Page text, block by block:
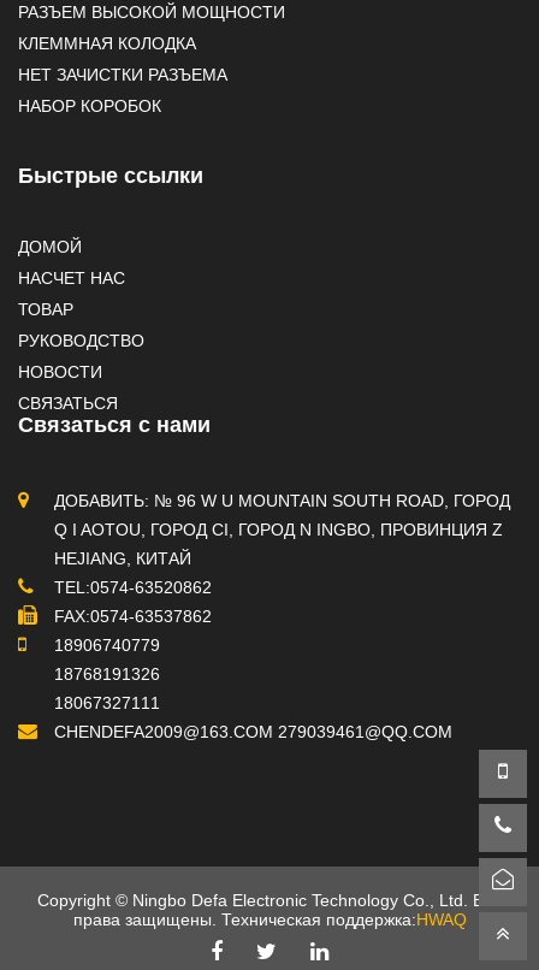
РАЗЪЕМ ВЫСОКОЙ МОЩНОСТИ
КЛЕММНАЯ КОЛОДКА
НЕТ ЗАЧИСТКИ РАЗЪЕМА
НАБОР КОРОБОК
Быстрые ссылки
ДОМОЙ
НАСЧЕТ НАС
ТОВАР
РУКОВОДСТВО
НОВОСТИ
СВЯЗАТЬСЯ
Связаться с нами
ДОБАВИТЬ: № 96 W U MOUNTAIN SOUTH ROAD, ГОРОД
Q I AOTOU, ГОРОД CI, ГОРОД N INGBO, ПРОВИНЦИЯ Z
HEJIANG, КИТАЙ
TEL:0574-63520862
FAX:0574-63537862
18906740779
18768191326
18067327111
CHENDEFA2009@163.COM 279039461@QQ.COM
Copyright © Ningbo Defa Electronic Technology Co., Ltd. Все
права защищены. Техническая поддержка:HWAQ